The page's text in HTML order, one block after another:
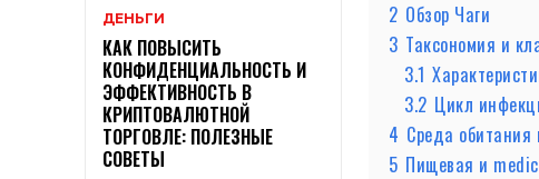
ДЕНЬГИ
КАК ПОВЫСИТЬ
КОНФИДЕНЦИАЛЬНОСТЬ И
ЭФФЕКТИВНОСТЬ В
КРИПТОВАЛЮТНОЙ
ТОРГОВЛЕ: ПОЛЕЗНЫЕ
СОВЕТЫ
2 Обзор Чаги
3 Таксономия и
3.1
3.2 Цикл
4 Среда обитания
5 Пищевая и